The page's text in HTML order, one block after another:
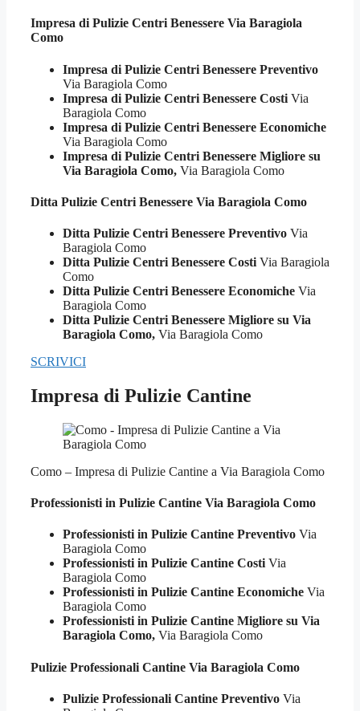
Impresa di Pulizie Centri Benessere Via Baragiola
Como
Impresa di Pulizie Centri Benessere Preventivo
Via Baragiola Como
Impresa di Pulizie Centri Benessere Costi Via
Baragiola Como
Impresa di Pulizie Centri Benessere Economiche
Via Baragiola Como
Impresa di Pulizie Centri Benessere Migliore su
Via Baragiola Como, Via Baragiola Como
Ditta Pulizie Centri Benessere Via Baragiola Como
Ditta Pulizie Centri Benessere Preventivo Via
Baragiola Como
Ditta Pulizie Centri Benessere Costi Via Baragiola
Como
Ditta Pulizie Centri Benessere Economiche Via
Baragiola Como
Ditta Pulizie Centri Benessere Migliore su Via
Baragiola Como, Via Baragiola Como
SCRIVICI
Impresa di Pulizie Cantine
Como – Impresa di Pulizie Cantine a Via Baragiola Como
Professionisti in Pulizie Cantine Via Baragiola Como
Professionisti in Pulizie Cantine Preventivo Via
Baragiola Como
Professionisti in Pulizie Cantine CostiVia
Baragiola Como
Professionisti in Pulizie Cantine Economiche Via
Baragiola Como
Professionisti in Pulizie Cantine Migliore su Via
Baragiola Como, Via Baragiola Como
Pulizie Professionali Cantine Via Baragiola Como
Pulizie Professionali Cantine Preventivo Via